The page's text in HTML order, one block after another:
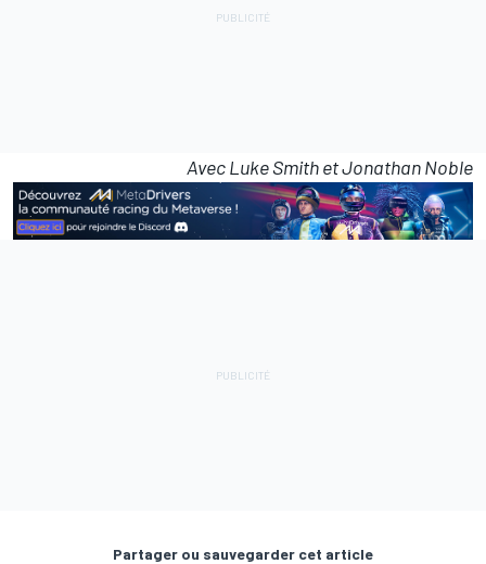
Avec Luke Smith et Jonathan Noble
Partager ou sauvegarder cet article